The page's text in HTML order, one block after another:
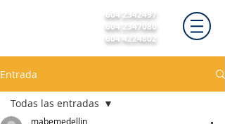
604 2342497
604 2347080
604 4224802
Entrada
Todas las entradas
mabemedellin